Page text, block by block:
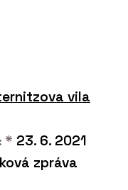
vila
* 23. 6. 2021
zpráva